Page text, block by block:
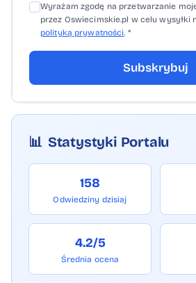
Wyrażam zgodę na przetwarzanie
przez Oswiecimskie.pl w celu wysyłki
polityką prywatności . *
Subskrybuj
📊 Statystyki Portalu
158
Odwiedziny dzisiaj
4.2/5
Średnia ocena